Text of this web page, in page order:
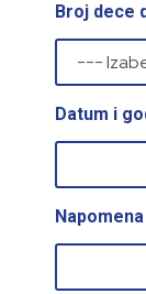
Broj dece
Datum i
Napomena